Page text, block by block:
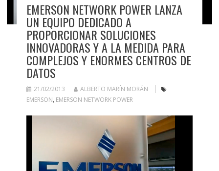
EMERSON NETWORK POWER LANZA
UN EQUIPO DEDICADO A
PROPORCIONAR SOLUCIONES
INNOVADORAS Y A LA MEDIDA PARA
COMPLEJOS Y ENORMES CENTROS DE
DATOS
21/02/2013
ALBERTO MARÍN MORÁN
EMERSON, EMERSON NETWORK POWER